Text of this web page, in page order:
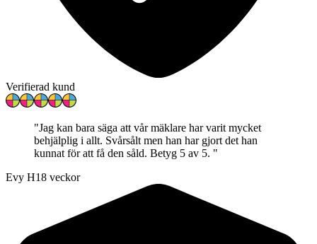
Verifierad kund
"Jag kan bara säga att vår mäklare har varit mycket
behjälplig i allt. Svårsålt men han har gjort det han
kunnat för att få den såld. Betyg 5 av 5. "
Evy H18 veckor